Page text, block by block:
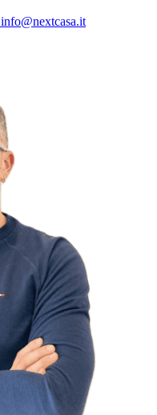
info@nextcasa.it